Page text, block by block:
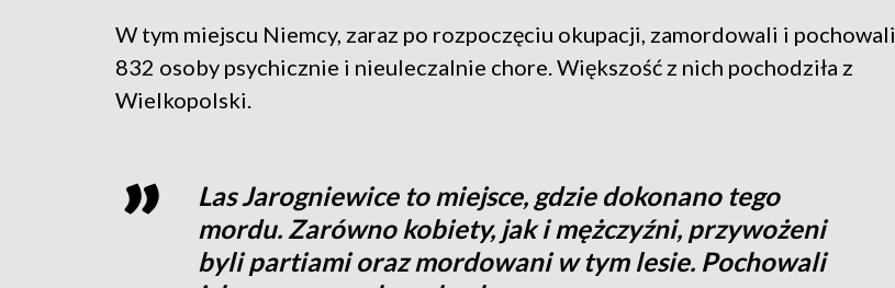
W tym miejscu Niemcy, zaraz po rozpoczęciu okupacji, zamordowali i pochowali
832 osoby psychicznie i nieuleczalnie chore. Większość z nich pochodziła z
Wielkopolski.
Las Jarogniewice to miejsce, gdzie dokonano tego
mordu. Zarówno kobiety, jak i mężczyźni, przywożeni
byli partiami oraz mordowani w tym lesie. Pochowali